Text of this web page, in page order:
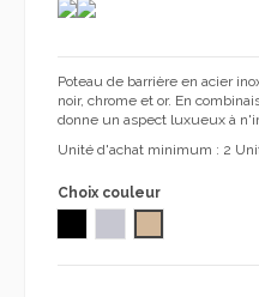
Poteau de barrière en acier
noir, chrome et or. En
donne un aspect luxueux à
Unité d'achat minimum : 2
Choix couleur